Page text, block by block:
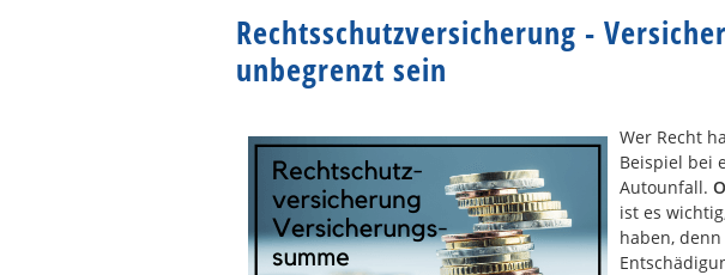
Rechtsschutzversicherung -
unbegrenzt sein
Wer Recht
Beispiel bei
Autounfall.
ist es
haben,